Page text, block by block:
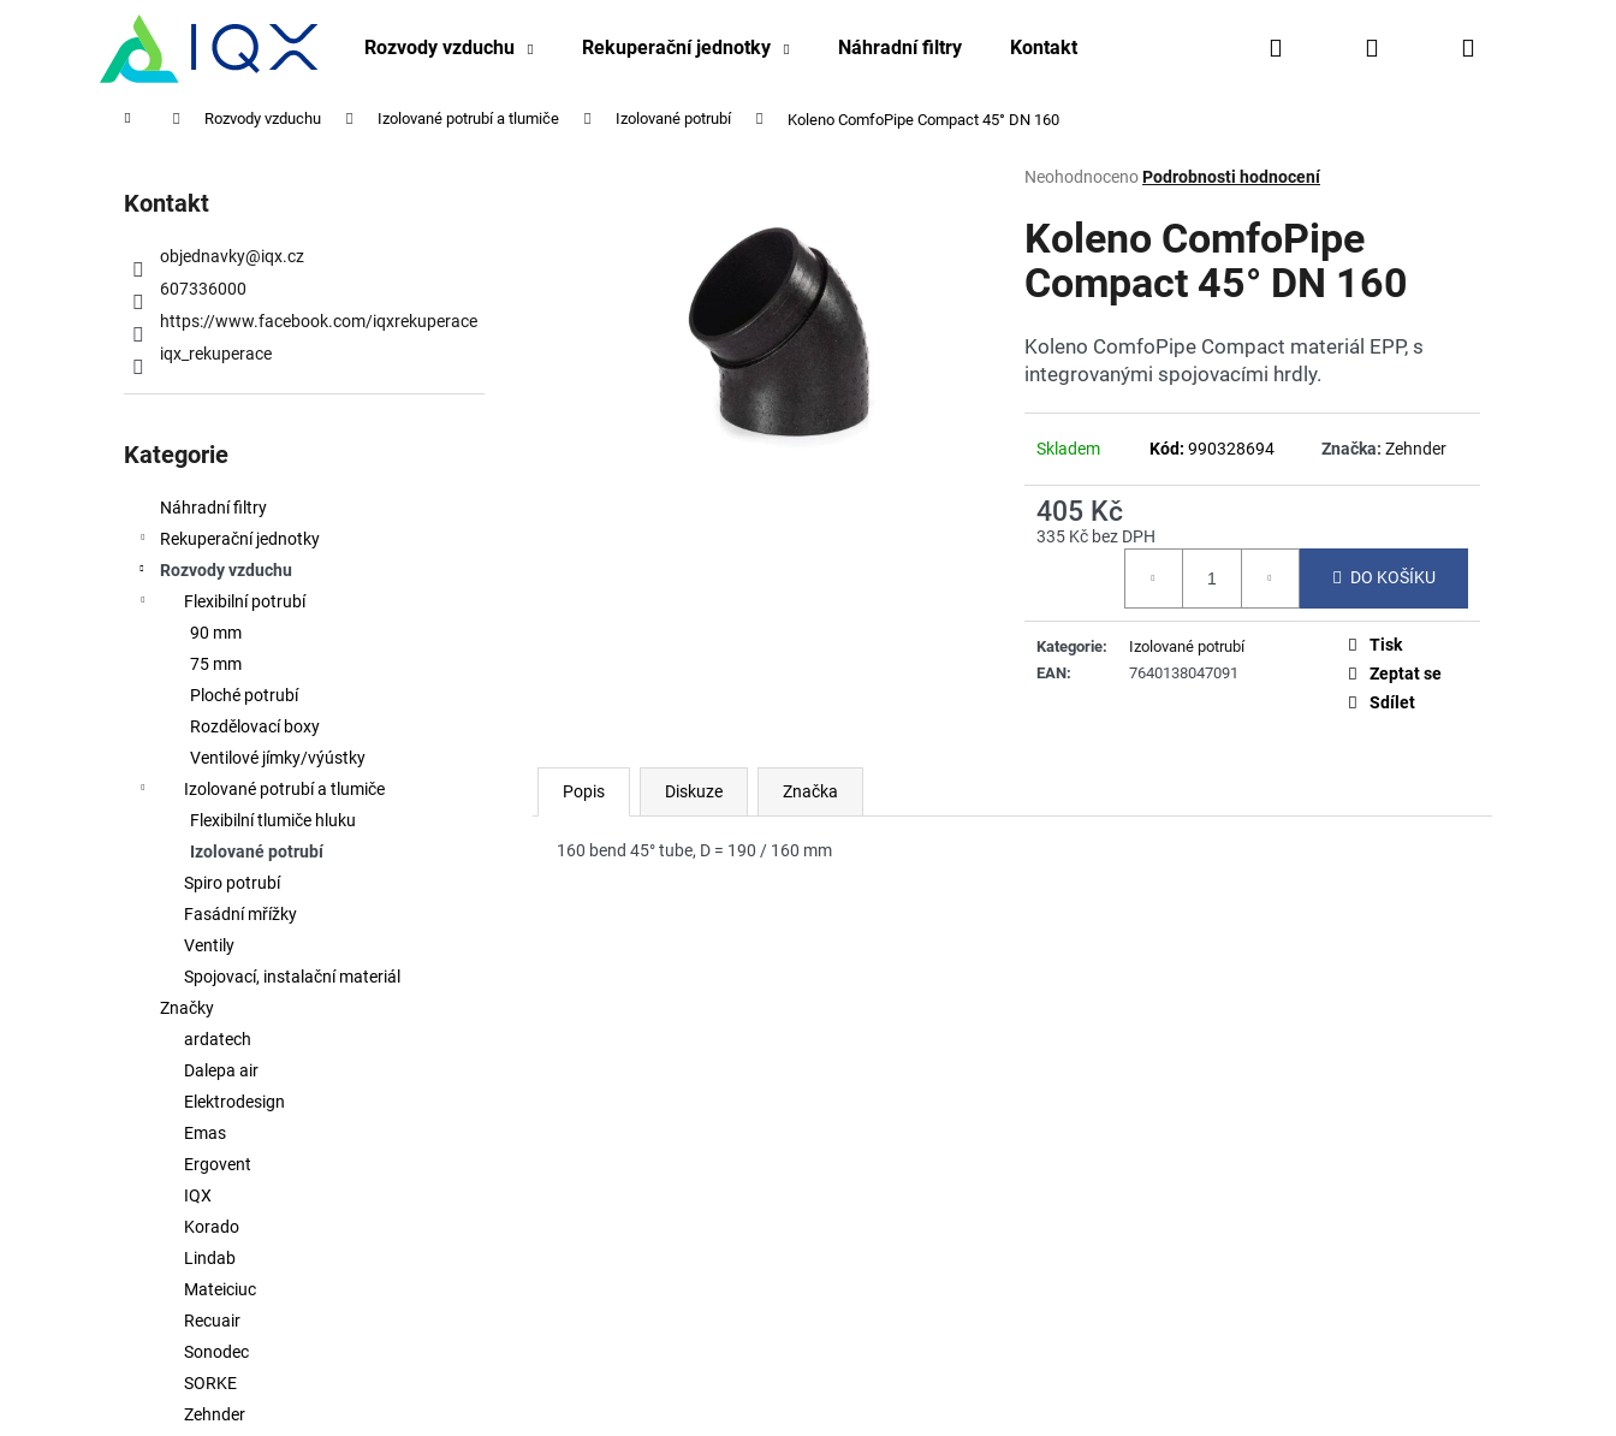
Rozvody vzduchu Rekuperační jednotky Náhradní filtry Kontakt Doprava a platba Značky
Hledat PřihlášeníNákupní
Domů Rozvody vzduchu Izolované potrubí a tlumiče Izolované potrubí Koleno ComfoPipe Compact 45° DN 160
Kontakt
objednavky@iqx.cz
607336000
https://www.facebook.com/iqxrekuperace
iqx_rekuperace
kategorie
Kategorie
Náhradní filtry
Rekuperační jednotky
Rozvody vzduchu
Flexibilní potrubí
90 mm
75 mm
Ploché potrubí
Rozdělovací boxy
Ventilové jímky/výústky
Izolované potrubí a tlumiče
Flexibilní tlumiče hluku
Izolované potrubí
Spiro potrubí
Fasádní mřížky
Ventily
Spojovací, instalační materiál
Značky
ardatech
Dalepa air
Elektrodesign
Emas
Ergovent
IQX
Korado
Lindab
Mateiciuc
Recuair
Sonodec
SORKE
Zehnder
Průměrné
produktu
je
0,0
z
hvězdiček.
NeohodnocenoPodrobnosti hodnocení
Koleno ComfoPipe
Compact 45° DN 160
Koleno ComfoPipe Compact materiál EPP, s
integrovanými spojovacími hrdly.
Skladem Kód: 990328694 Značka: Zehnder
405 Kč
335 Kč bez DPH
DO KOŠÍKU
Kategorie:
Izolované potrubí
EAN: 7640138047091
Tisk
Zeptat se
Sdílet
Popis Diskuze Značka
160 bend 45° tube, D = 190 / 160 mm
Zpět
Zpět
Co potřebujete najít?
Doporučujeme